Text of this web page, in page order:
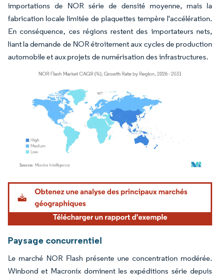
importations de NOR série de densité moyenne, mais la
fabrication locale limitée de plaquettes tempère l'accélération.
En conséquence, ces régions restent des importateurs nets,
liant la demande de NOR étroitement aux cycles de production
automobile et aux projets de numérisation des infrastructures.
Image © Mordor Intelligence. La réutilisation nécessite une attribution sous CC BY
Paysage concurrentiel
Le marché NOR Flash présente une concentration modérée.
Winbond et Macronix dominent les expéditions série depuis